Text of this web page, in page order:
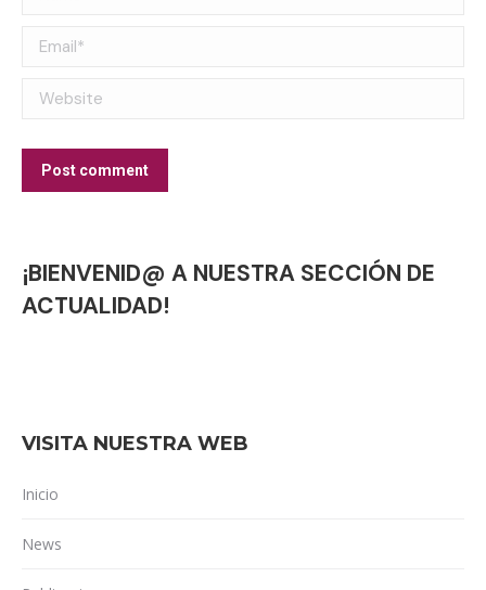
Email *
Website
Post comment
¡BIENVENID@ A NUESTRA SECCIÓN DE
ACTUALIDAD!
VISITA NUESTRA WEB
Inicio
News